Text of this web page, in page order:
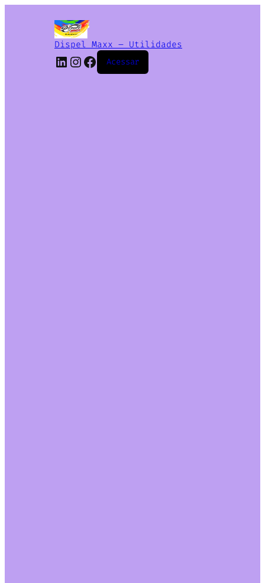
Dispel Maxx – Utilidades
Acessar